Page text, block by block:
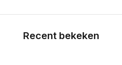
Recent bekeken